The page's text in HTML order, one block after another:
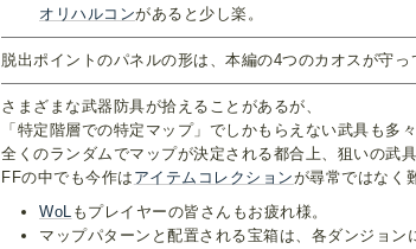
オリハルコンがあると少し楽。
脱出ポイントのパネルの形は、本編の4つのカオスが守っ
さまざまな武器防具が拾えることがあるが、
「特定階層での特定マップ」でしかもらえない武具も多々
全くのランダムでマップが決定される都合上、狙いの武
FFの中でも今作は アイテムコレクションが尋常ではなく
WoL もプレイヤーの皆さんもお疲れ様。
マップパターンと配置される宝箱は、各ダンジョン